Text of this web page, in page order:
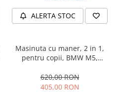
ALERTA STOC
Masinuta cu maner, 2 in 1,
pentru copii, BMW M5,
620,00 RON
405,00 RON